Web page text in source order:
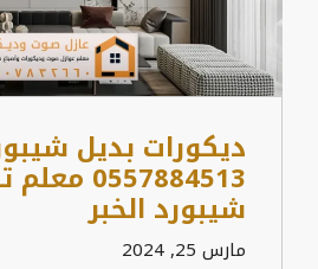
ديكورات بديل
0557884513
شيبورد الخبر
مارس 25, 2024